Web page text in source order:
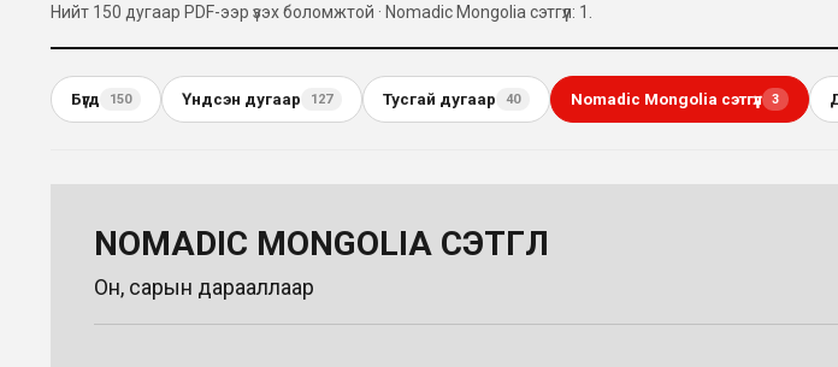
Нийт 150 дугаар PDF-ээр үзэх боломжтой · Nomadic Mongolia сэтгүүл: 1
Бүгд 150 Үндсэн дугаар 127 Тусгай дугаар 40 Nomadic Mongolia сэтгүүл 3
NOMADIC MONGOLIA СЭТГҮҮЛ
Он, сарын дарааллаар